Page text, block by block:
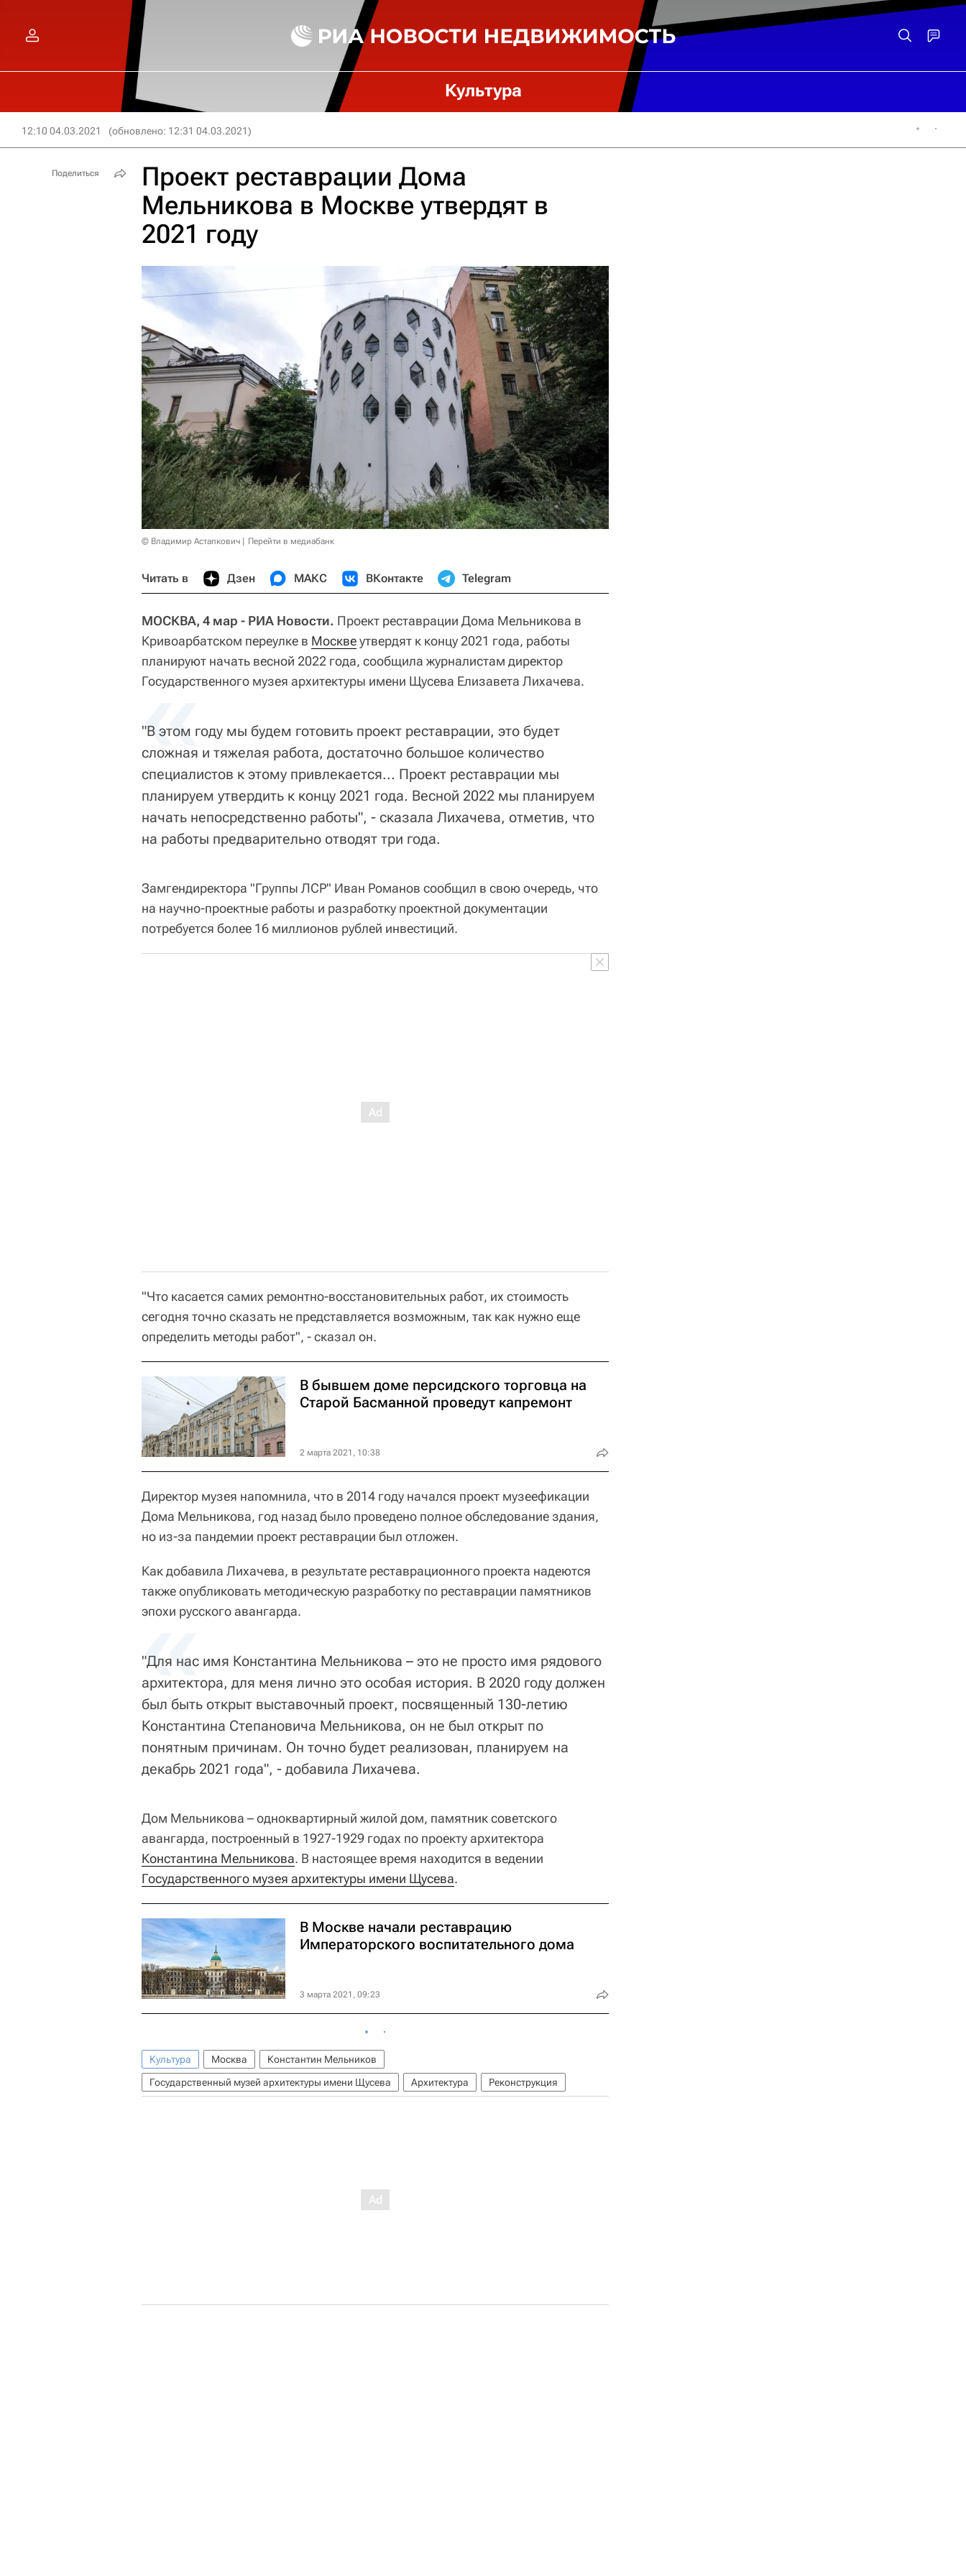
Культура
12:10 04.03.2021 (обновлено: 12:31 04.03.2021)
Проект реставрации Дома
Мельникова в Москве утвердят в
2021 году
© Владимир Астапкович Перейти в медиабанк
Читать в Дзен МАКС ВКонтакте Telegram
МОСКВА, 4 мар - РИА Новости. Проект реставрации Дома Мельникова в
Кривоарбатском переулке в Москвеутвердят к концу 2021 года, работы
планируют начать весной 2022 года, сообщила журналистам директор
Государственного музея архитектуры имени Щусева Елизавета Лихачева.
«
"В этом году мы будем готовить проект реставрации, это будет
сложная и тяжелая работа, достаточно большое количество
специалистов к этому привлекается... Проект реставрации мы
планируем утвердить к концу 2021 года. Весной 2022 мы планируем
начать непосредственно работы", - сказала Лихачева, отметив, что
на работы предварительно отводят три года.
Замгендиректора "Группы ЛСР" Иван Романов сообщил в свою очередь, что
на научно-проектные работы и разработку проектной документации
потребуется более 16 миллионов рублей инвестиций.
"Что касается самих ремонтно-восстановительных работ, их стоимость
сегодня точно сказать не представляется возможным, так как нужно еще
определить методы работ", - сказал он.
В бывшем доме персидского торговца на
Старой Басманной проведут капремонт
2 марта 2021, 10:38
Директор музея напомнила, что в 2014 году начался проект музеефикации
Дома Мельникова, год назад было проведено полное обследование здания,
но из-за пандемии проект реставрации был отложен.
Как добавила Лихачева, в результате реставрационного проекта надеются
также опубликовать методическую разработку по реставрации памятников
эпохи русского авангарда.
«
"Для нас имя Константина Мельникова – это не просто имя рядового
архитектора, для меня лично это особая история. В 2020 году должен
был быть открыт выставочный проект, посвященный 130-летию
Константина Степановича Мельникова, он не был открыт по
понятным причинам. Он точно будет реализован, планируем на
декабрь 2021 года", - добавила Лихачева.
Дом Мельникова – одноквартирный жилой дом, памятник советского
авангарда, построенный в 1927-1929 годах по проекту архитектора
Константина Мельникова. В настоящее время находится в ведении
Государственного музея архитектуры имени Щусева.
В Москве начали реставрацию
Императорского воспитательного дома
3 марта 2021, 09:23
Культура Москва
Константин Мельников
Государственный музей архитектуры имени Щусева
Архитектура Реконструкция
Поделиться